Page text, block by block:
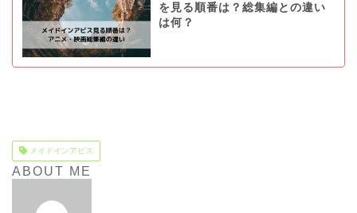
を見る順番は？総集編との違い
は何？
メイドインアビス
ABOUT ME